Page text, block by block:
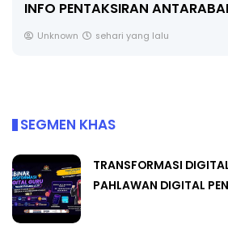
🔴 [LIVE] FIZIK TING 5
SEMICONDUCTOR DIODE
SEGMEN KHAS
TRANSFORMASI
PAHLAWAN DIGITAL